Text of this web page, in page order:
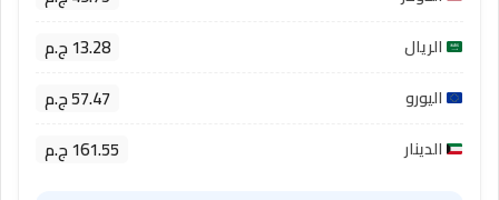
الريال 13.28 ج.م
اليورو 57.47 ج.م
الدينار 161.55 ج.م